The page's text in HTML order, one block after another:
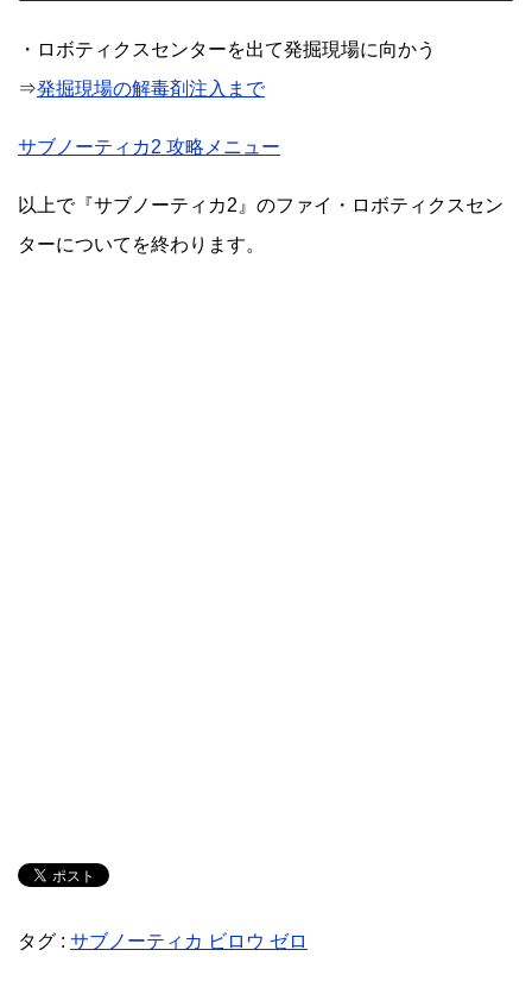
・ロボティクスセンターを出て発掘現場に向かう
⇒発掘現場の解毒剤注入まで
サブノーティカ2 攻略メニュー
以上で『サブノーティカ2』のファイ・ロボティクスセン
ターについてを終わります。
タグ : サブノーティカ ビロウ ゼロ